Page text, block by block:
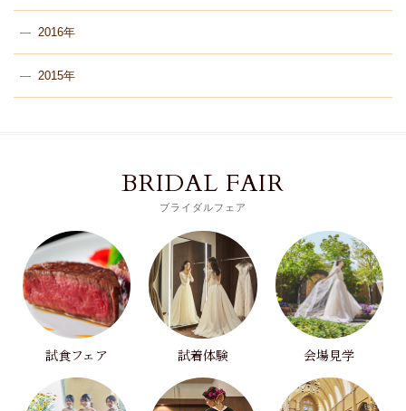
2016年
2015年
BRIDAL FAIR
ブライダルフェア
試食フェア 試着体験 会場見学